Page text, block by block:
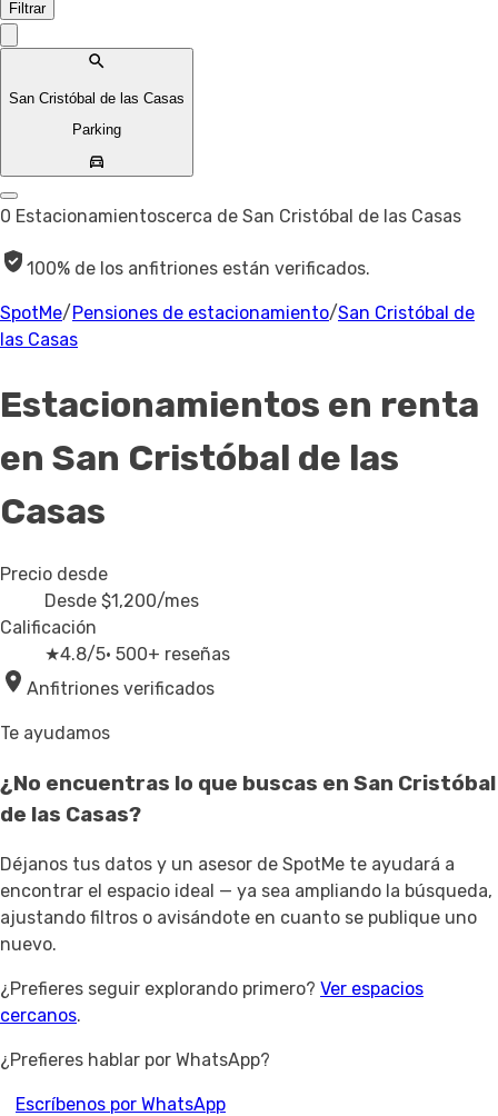
Filtrar
San Cristóbal de las Casas
Parking
0 Estacionamientoscerca de San Cristóbal de las Casas
100% de los anfitriones están verificados.
SpotMe/ Pensiones de estacionamiento/San Cristóbal de
las Casas
Estacionamientos en renta
en San Cristóbal de las
Casas
Precio desde
Desde $1,200/mes
Calificación
★4.8/5· 500+ reseñas
Anfitriones verificados
Te ayudamos
¿No encuentras lo que buscas en San Cristóbal
de las Casas?
Déjanos tus datos y un asesor de SpotMe te ayudará a
encontrar el espacio ideal — ya sea ampliando la búsqueda,
ajustando filtros o avisándote en cuanto se publique uno
nuevo.
¿Prefieres seguir explorando primero? Ver espacios
cercanos.
¿Prefieres hablar por WhatsApp?
Escríbenos por WhatsApp